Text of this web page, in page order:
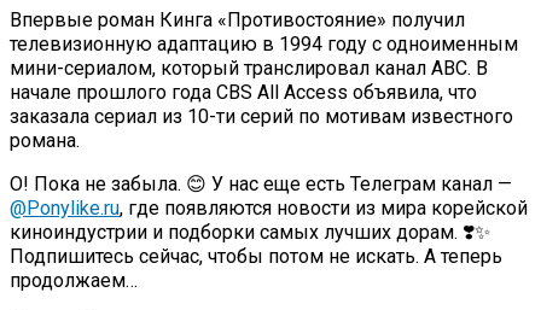
Впервые роман Кинга «Противостояние» получил
телевизионную адаптацию в 1994 году с одноименным
мини-сериалом, который транслировал канал ABC. В
начале прошлого года CBS All Access объявила, что
заказала сериал из 10-ти серий по мотивам известного
романа.
О! Пока не забыла. 😊 У нас еще есть Телеграм канал —
@Ponylike.ru, где появляются новости из мира корейской
киноиндустрии и подборки самых лучших дорам. ❣️✨
Подпишитесь сейчас, чтобы потом не искать. А теперь
продолжаем…